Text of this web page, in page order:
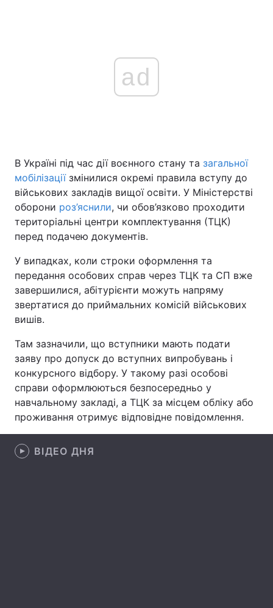
Україна
Економіка Світ
Спорт Наука
Техно і зв'язок Лайт
Зброя Інциденти
Здоров'я Туризм
Цікавинки
Екологія Регіони
Лонгріди
Відео з Youtube Статті
Інтерв'ю Думки
ad
В Україні під час дії воєнного стану та загальної
мобілізації змінилися окремі правила вступу до
військових закладів вищої освіти. У Міністерстві
оборони роз’яснили, чи обов’язково проходити
територіальні центри комплектування (ТЦК)
перед подачею документів.
У випадках, коли строки оформлення та
передання особових справ через ТЦК та СП вже
завершилися, абітурієнти можуть напряму
звертатися до приймальних комісій військових
вишів.
Там зазначили, що вступники мають подати
заяву про допуск до вступних випробувань і
конкурсного відбору. У такому разі особові
справи оформлюються безпосередньо у
навчальному закладі, а ТЦК за місцем обліку або
проживання отримує відповідне повідомлення.
ВІДЕО ДНЯ